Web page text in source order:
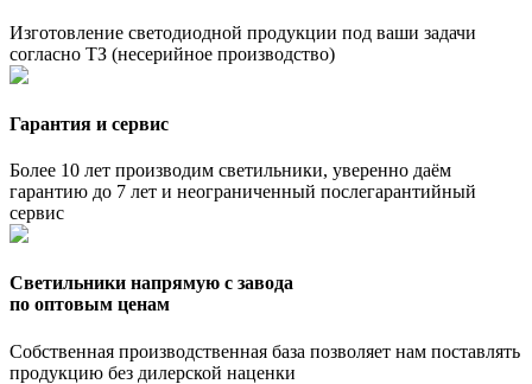
Изготовление светодиодной продукции под ваши задачи
согласно ТЗ (несерийное производство)
Гарантия и сервис
Более 10 лет производим светильники, уверенно даём
гарантию до 7 лет и неограниченный послегарантийный
сервис
Светильники напрямую с завода
по оптовым ценам
Собственная производственная база позволяет нам поставлять
продукцию без дилерской наценки